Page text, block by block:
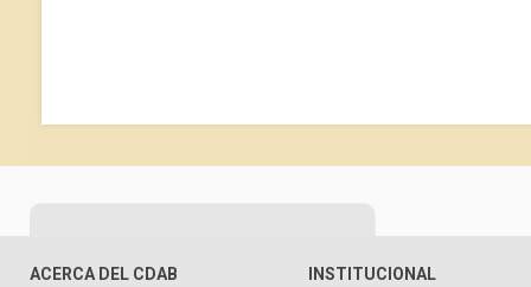
ACERCA DEL CDAB INSTITUCIONAL